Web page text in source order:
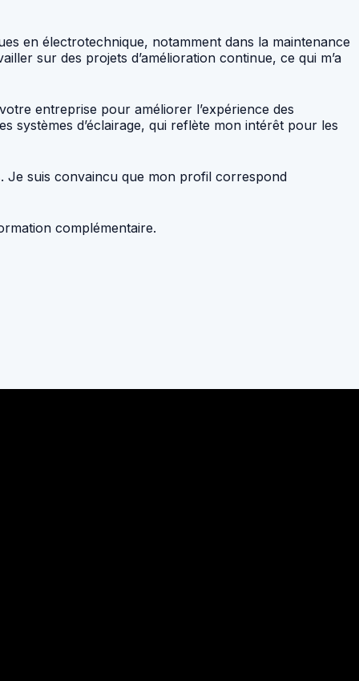
en électrotechnique, notamment dans la maintenance
sur des projets d’amélioration continue, ce qui m’a
entreprise pour améliorer l’expérience des
systèmes d’éclairage, qui reflète mon intérêt pour les
Je suis convaincu que mon profil correspond
complémentaire.